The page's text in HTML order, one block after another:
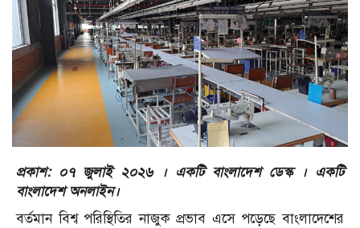
প্রকাশ: ০৭ জুলাই ২০২৬ । একটি বাংলাদেশ ডেস্ক । একটি
বাংলাদেশ অনলাইন।
বর্তমান বিশ্ব পরিস্থিতির নাজুক প্রভাব এসে পড়েছে বাংলাদেশের